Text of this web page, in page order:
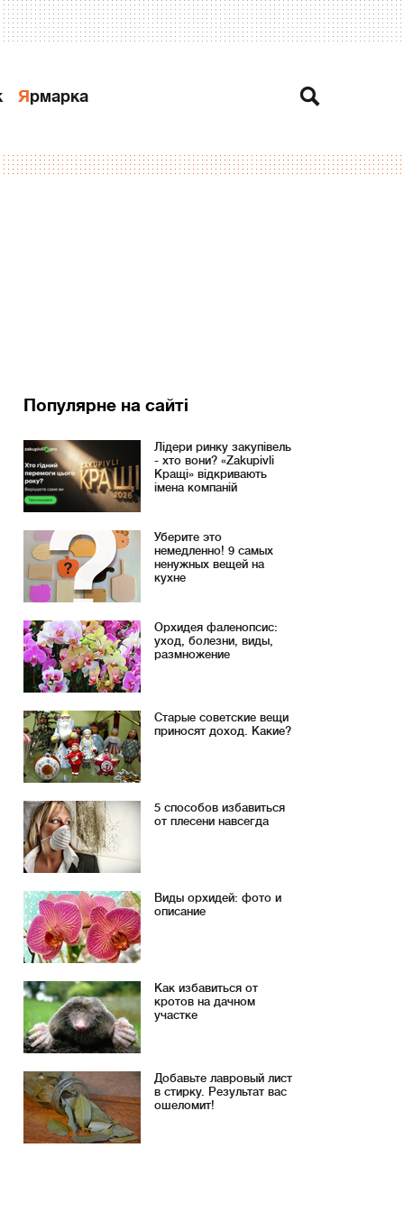
Ярмарка
Популярне на сайті
Лідери ринку закупівель
- хто вони? «Zakupivli
Кращі» відкривають
імена компаній
Уберите это
немедленно! 9 самых
ненужных вещей на
кухне
Орхидея фаленопсис:
уход, болезни, виды,
размножение
Старые советские вещи
приносят доход. Какие?
5 способов избавиться
от плесени навсегда
Виды орхидей: фото и
описание
Как избавиться от
кротов на дачном
участке
Добавьте лавровый лист
в стирку. Результат вас
ошеломит!